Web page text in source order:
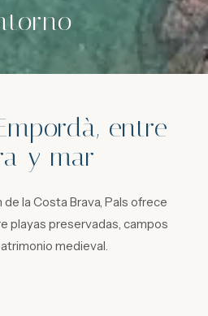
entre
y mar
la Costa Brava, Pals ofrece
playas preservadas, campos
medieval.